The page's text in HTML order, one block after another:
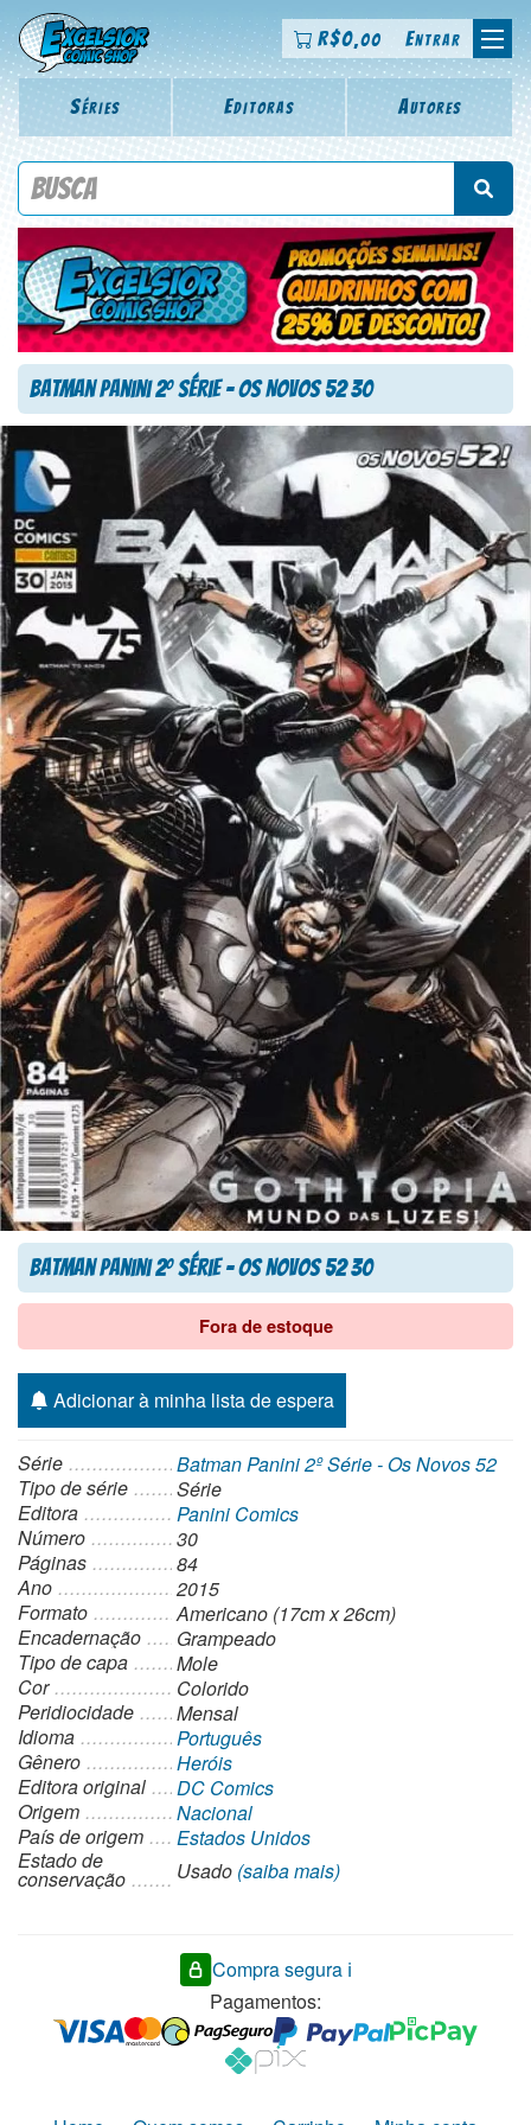
R$0,00 Entrar
Séries Editoras Autores
Procure por título da revista, personagem, série, escritor,
Batman Panini 2oSérie – Os Novos 52 30
Batman Panini 2oSérie – Os Novos 52 30
Fora de estoque
Adicionar à minha lista de espera
Série
Batman Panini 2º Série - Os Novos 52
Tipo de série
Série
Editora
Panini Comics
Número
30
Páginas
84
Ano
2015
Formato
Americano (17cm x 26cm)
Encadernação
Grampeado
Tipo de capa
Mole
Cor
Colorido
Peridiocidade
Mensal
Idioma
Português
Gênero
Heróis
Editora original
DC Comics
Origem
Nacional
País de origem
Estados Unidos
Estado de
conservação Usado (saiba mais)
Compra segura ℹ️
Pagamentos: